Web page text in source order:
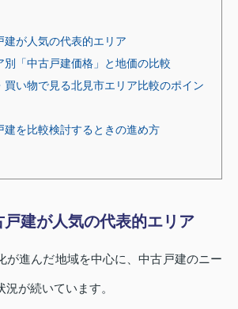
建が人気の代表的エリア
別「中古戸建価格」と地価の比較
買い物で見る北見市エリア比較のポイン
建を比較検討するときの進め方
建が人気の代表的エリア
が進んだ地域を中心に、中古戸建のニー
が続いています。